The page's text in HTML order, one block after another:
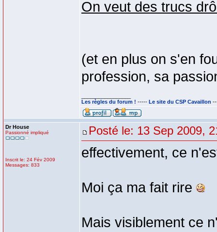
On veut des trucs
(et en plus on s'en
profession, sa
Les règles du forum ! ----- Le site du CSP Cavaillon
Dr House
Passionné impliqué
Inscrit le: 24 Fév 2009
Messages: 833
Posté le: 13 Sep 2009,
effectivement, ce
Moi ça ma fait rire
Mais visiblement ce